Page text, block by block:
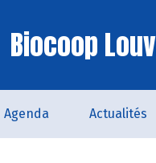
Biocoop
Agenda Actualités